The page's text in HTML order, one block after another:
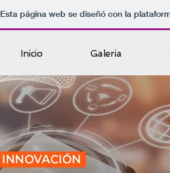
Esta página web se diseñó con la
Inicio Galeria